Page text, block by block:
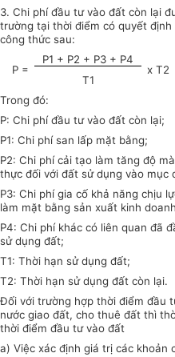
3. Chi phí đầu tư vào đất còn lại
trường tại thời điểm có quyết
công thức sau:
P =
P1 + P2 + P3 + P4
x T2
T1
Trong đó:
P: Chi phí đầu tư vào đất còn lại;
P1: Chi phí san lấp mặt bằng;
P2: Chi phí cải tạo làm tăng độ
thực đối với đất sử dụng vào mục
P3: Chi phí gia cố khả năng chịu
làm mặt bằng sản xuất kinh
P4: Chi phíkhác có liên quan đã
sử dụng đất;
T1: Thời hạn sử dụng đất;
T2: Thời hạn sử dụng đất còn lại.
Đối với trường hợp thời điểm đầu
nước giao đất, cho thuê đất thì
thời điểm đầu tư vào đất
a) Việc xác định giá trị các khoản